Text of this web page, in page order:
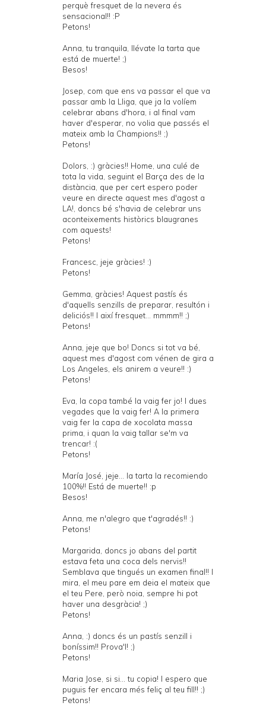
perquè fresquet de la nevera és
sensacional!! :P
Petons!
Anna, tu tranquila, llévate la tarta que
está de muerte! ;)
Besos!
Josep, com que ens va passar el que va
passar amb la Lliga, que ja la volíem
celebrar abans d'hora, i al final vam
haver d'esperar, no volia que passés el
mateix amb la Champions!! ;)
Petons!
Dolors, :) gràcies!! Home, una culé de
tota la vida, seguint el Barça des de la
distància, que per cert espero poder
veure en directe aquest mes d'agost a
LA!, doncs bé s'havia de celebrar uns
aconteixements històrics blaugranes
com aquests!
Petons!
Francesc, jeje gràcies! :)
Petons!
Gemma, gràcies! Aquest pastís és
d'aquells senzills de preparar, resultón i
deliciós!! I així fresquet... mmmm!! ;)
Petons!
Anna, jeje que bo! Doncs si tot va bé,
aquest mes d'agost com vénen de gira a
Los Angeles, els anirem a veure!! :)
Petons!
Eva, la copa també la vaig fer jo! I dues
vegades que la vaig fer! A la primera
vaig fer la capa de xocolata massa
prima, i quan la vaig tallar se'm va
trencar! :(
Petons!
María José, jeje... la tarta la recomiendo
100%!! Está de muerte!! :p
Besos!
Anna, me n'alegro que t'agradés!! :)
Petons!
Margarida, doncs jo abans del partit
estava feta una coca dels nervis!!
Semblava que tingués un examen final!! I
mira, el meu pare em deia el mateix que
el teu Pere, però noia, sempre hi pot
haver una desgràcia! ;)
Petons!
Anna, :) doncs és un pastís senzill i
boníssim!! Prova'l! ;)
Petons!
Maria Jose, si si... tu copia! I espero que
puguis fer encara més feliç al teu fill!! ;)
Petons!